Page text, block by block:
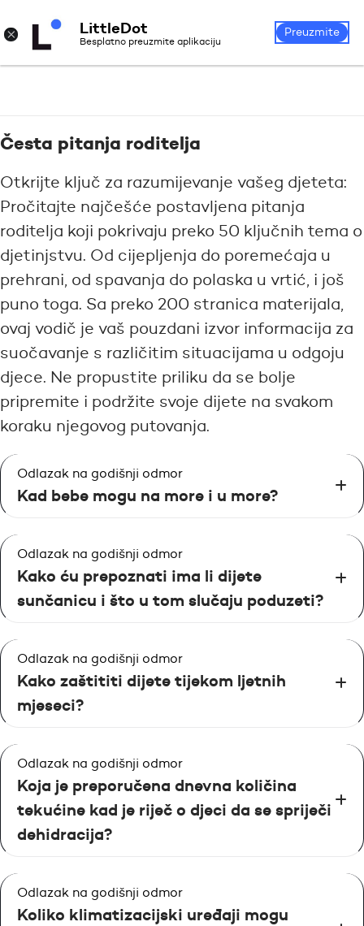
Prijava
Česta pitanja roditelja
Otkrijte ključ za razumijevanje vašeg djeteta:
Pročitajte najčešće postavljena pitanja
roditelja koji pokrivaju preko 50 ključnih tema o
djetinjstvu. Od cijepljenja do poremećaja u
prehrani, od spavanja do polaska u vrtić, i još
puno toga. Sa preko 200 stranica materijala,
ovaj vodič je vaš pouzdani izvor informacija za
suočavanje s različitim situacijama u odgoju
djece. Ne propustite priliku da se bolje
pripremite i podržite svoje dijete na svakom
koraku njegovog putovanja.
Odlazak na godišnji odmor
Kad bebe mogu na more i u more?
Odlazak na godišnji odmor
Kako ću prepoznati ima li dijete
sunčanicu i što u tom slučaju poduzeti?
Odlazak na godišnji odmor
Kako zaštititi dijete tijekom ljetnih
mjeseci?
Odlazak na godišnji odmor
Koja je preporučena dnevna količina
tekućine kad je riječ o djeci da se spriječi
dehidracija?
Odlazak na godišnji odmor
Koliko klimatizacijski uređaji mogu
× LittleDot
Besplatno preuzmite aplikaciju
Preuzmite